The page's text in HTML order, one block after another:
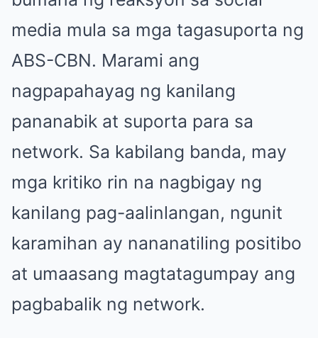
media mula sa mga tagasuporta ng
ABS-CBN. Marami ang
nagpapahayag ng kanilang
pananabik at suporta para sa
network. Sa kabilang banda, may
mga kritiko rin na nagbigay ng
kanilang pag-aalinlangan, ngunit
karamihan ay nananatiling positibo
at umaasang magtatagumpay ang
pagbabalik ng network.